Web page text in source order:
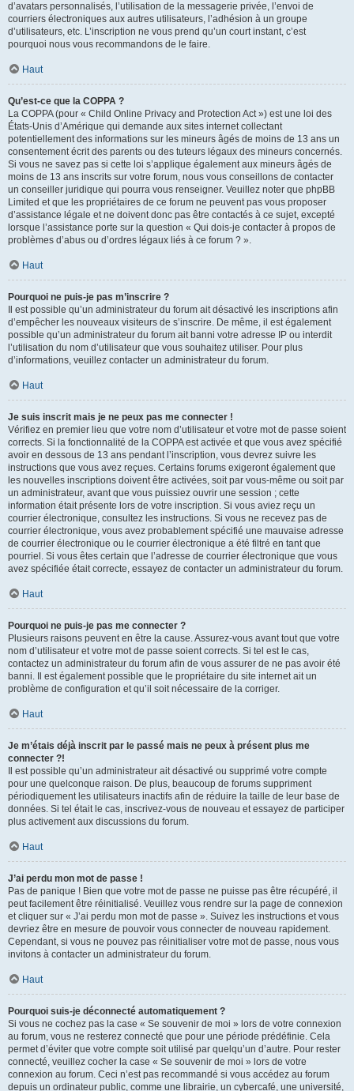
d’avatars personnalisés, l’utilisation de la messagerie privée, l’envoi de
courriers électroniques aux autres utilisateurs, l’adhésion à un groupe
d’utilisateurs, etc. L’inscription ne vous prend qu’un court instant, c’est
pourquoi nous vous recommandons de le faire.
Haut
Qu’est-ce que la COPPA ?
La COPPA (pour « Child Online Privacy and Protection Act ») est une loi des
États-Unis d’Amérique qui demande aux sites internet collectant
potentiellement des informations sur les mineurs âgés de moins de 13 ans un
consentement écrit des parents ou des tuteurs légaux des mineurs concernés.
Si vous ne savez pas si cette loi s’applique également aux mineurs âgés de
moins de 13 ans inscrits sur votre forum, nous vous conseillons de contacter
un conseiller juridique qui pourra vous renseigner. Veuillez noter que phpBB
Limited et que les propriétaires de ce forum ne peuvent pas vous proposer
d’assistance légale et ne doivent donc pas être contactés à ce sujet, excepté
lorsque l’assistance porte sur la question « Qui dois-je contacter à propos de
problèmes d’abus ou d’ordres légaux liés à ce forum ? ».
Haut
Pourquoi ne puis-je pas m’inscrire ?
Il est possible qu’un administrateur du forum ait désactivé les inscriptions afin
d’empêcher les nouveaux visiteurs de s’inscrire. De même, il est également
possible qu’un administrateur du forum ait banni votre adresse IP ou interdit
l’utilisation du nom d’utilisateur que vous souhaitez utiliser. Pour plus
d’informations, veuillez contacter un administrateur du forum.
Haut
Je suis inscrit mais je ne peux pas me connecter !
Vérifiez en premier lieu que votre nom d’utilisateur et votre mot de passe soient
corrects. Si la fonctionnalité de la COPPA est activée et que vous avez spécifié
avoir en dessous de 13 ans pendant l’inscription, vous devrez suivre les
instructions que vous avez reçues. Certains forums exigeront également que
les nouvelles inscriptions doivent être activées, soit par vous-même ou soit par
un administrateur, avant que vous puissiez ouvrir une session ; cette
information était présente lors de votre inscription. Si vous aviez reçu un
courrier électronique, consultez les instructions. Si vous ne recevez pas de
courrier électronique, vous avez probablement spécifié une mauvaise adresse
de courrier électronique ou le courrier électronique a été filtré en tant que
pourriel. Si vous êtes certain que l’adresse de courrier électronique que vous
avez spécifiée était correcte, essayez de contacter un administrateur du forum.
Haut
Pourquoi ne puis-je pas me connecter ?
Plusieurs raisons peuvent en être la cause. Assurez-vous avant tout que votre
nom d’utilisateur et votre mot de passe soient corrects. Si tel est le cas,
contactez un administrateur du forum afin de vous assurer de ne pas avoir été
banni. Il est également possible que le propriétaire du site internet ait un
problème de configuration et qu’il soit nécessaire de la corriger.
Haut
Je m’étais déjà inscrit par le passé mais ne peux à présent plus me
connecter ?!
Il est possible qu’un administrateur ait désactivé ou supprimé votre compte
pour une quelconque raison. De plus, beaucoup de forums suppriment
périodiquement les utilisateurs inactifs afin de réduire la taille de leur base de
données. Si tel était le cas, inscrivez-vous de nouveau et essayez de participer
plus activement aux discussions du forum.
Haut
J’ai perdu mon mot de passe !
Pas de panique ! Bien que votre mot de passe ne puisse pas être récupéré, il
peut facilement être réinitialisé. Veuillez vous rendre sur la page de connexion
et cliquer sur « J’ai perdu mon mot de passe ». Suivez les instructions et vous
devriez être en mesure de pouvoir vous connecter de nouveau rapidement.
Cependant, si vous ne pouvez pas réinitialiser votre mot de passe, nous vous
invitons à contacter un administrateur du forum.
Haut
Pourquoi suis-je déconnecté automatiquement ?
Si vous ne cochez pas la case « Se souvenir de moi » lors de votre connexion
au forum, vous ne resterez connecté que pour une période prédéfinie. Cela
permet d’éviter que votre compte soit utilisé par quelqu’un d’autre. Pour rester
connecté, veuillez cocher la case « Se souvenir de moi » lors de votre
connexion au forum. Ceci n’est pas recommandé si vous accédez au forum
depuis un ordinateur public, comme une librairie, un cybercafé, une université,